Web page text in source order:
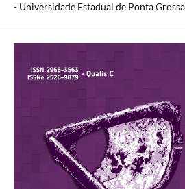
- Universidade Estadual de Ponta